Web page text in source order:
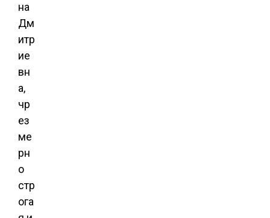
на
Дм
итр
ие
вн
а,
чр
ез
ме
рн
о
стр
ога